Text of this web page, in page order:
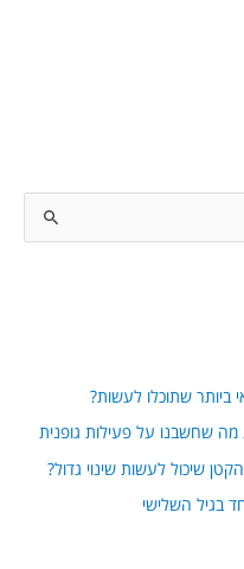
שתוכלו לעשות?
שיכול לעשות שינוי גדול?
בגיל השלישי